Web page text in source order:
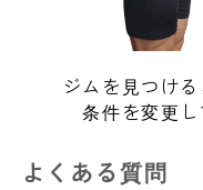
ジムを見つけ
条件を変更し
よくある質問